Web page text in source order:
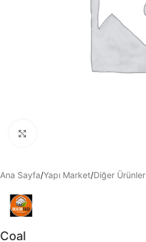
Ana Sayfa/Yapı Market/Diğer Ürünler
Coal